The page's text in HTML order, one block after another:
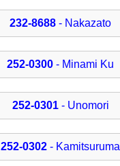
232-8688 - Nakazato
252-0300 - Minami Ku
252-0301- Unomori
252-0302 - Kamitsuruma